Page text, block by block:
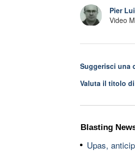
Pier
Video
Suggerisci una
Valuta il titolo
Blasting
Upas,